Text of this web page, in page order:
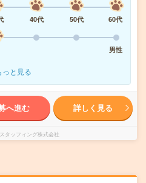
40代 50代
60代
男性
っと見る
へ進む 詳しく見る
タッフィング株式会社